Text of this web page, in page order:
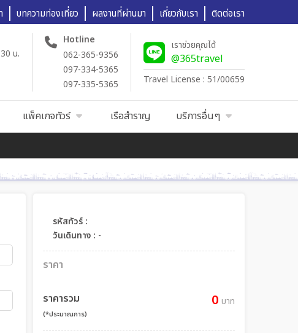
บทความท่องเที่ยว ผลงานที่ผ่านมา เกี่ยวกับเรา ติดต่อเรา
น.
Hotline
062-365-9356
097-334-5365
097-335-5365
เราช่วยคุณได้
@365travel
Travel License : 51/00659
แพ็คเกจทัวร์ เรือสำราญ บริการอื่นๆ
รหัสทัวร์ :
วันเดินทาง : -
ราคา
ราคารวม
(*ประมาณการ)
0 บาท